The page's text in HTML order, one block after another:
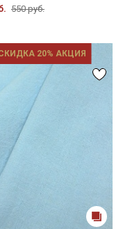
550 руб.
20% АКЦИЯ